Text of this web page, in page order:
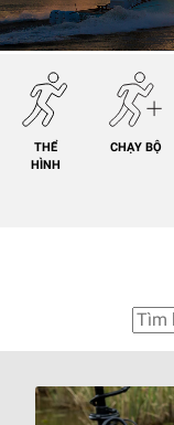
THỂ
HÌNH
CHẠY BỘ